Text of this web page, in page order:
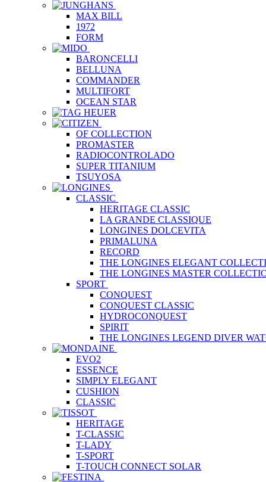
MAX BILL
1972
FORM
BARONCELLI
BELLUNA
COMMANDER
MULTIFORT
OCEAN STAR
OF COLLECTION
PROMASTER
RADIOCONTROLADO
SUPER TITANIUM
TSUYOSA
CLASSIC
HERITAGE CLASSIC
LA GRANDE CLASSIQUE
LONGINES DOLCEVITA
PRIMALUNA
RECORD
THE LONGINES ELEGANT
THE LONGINES MASTER
SPORT
CONQUEST
CONQUEST CLASSIC
HYDROCONQUEST
SPIRIT
THE LONGINES LEGEND DIVER
EVO2
ESSENCE
SIMPLY ELEGANT
CUSHION
CLASSIC
HERITAGE
T-CLASSIC
T-LADY
T-SPORT
T-TOUCH CONNECT SOLAR